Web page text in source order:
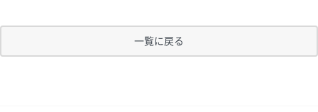
一覧に戻る